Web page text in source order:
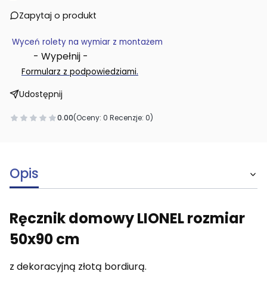
Zapytaj o produkt
Wyceń rolety na wymiar z montażem
- Wypełnij -
Formularz z podpowiedziami.
Udostępnij
0.00(Oceny: 0 Recenzje: 0)
Opis
Ręcznik domowy LIONEL rozmiar
50x90 cm
z dekoracyjną złotą bordiurą.